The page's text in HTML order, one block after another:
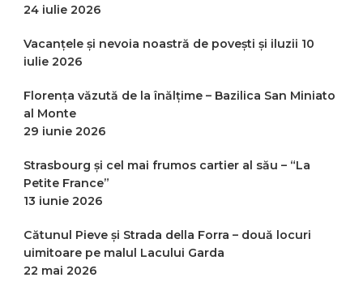
24 iulie 2026
Vacanțele și nevoia noastră de povești și iluzii 10
iulie 2026
Florența văzută de la înălțime – Bazilica San Miniato
al Monte
29 iunie 2026
Strasbourg și cel mai frumos cartier al său – “La
Petite France”
13 iunie 2026
Cătunul Pieve și Strada della Forra – două locuri
uimitoare pe malul Lacului Garda
22 mai 2026